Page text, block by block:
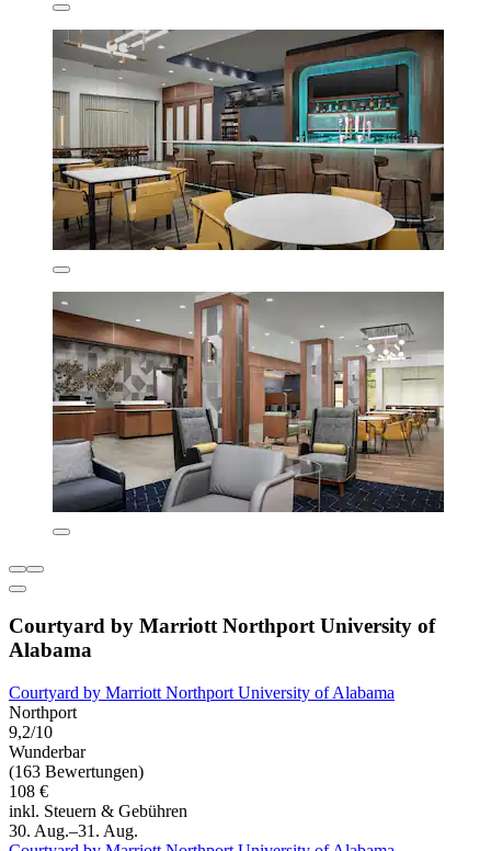
Courtyard by Marriott Northport University of
Alabama
Courtyard by Marriott Northport University of Alabama
Northport
9,2/10
Wunderbar
(163 Bewertungen)
108 €
inkl. Steuern & Gebühren
30. Aug.–31. Aug.